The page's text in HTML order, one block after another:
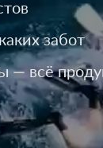
забот
— всё